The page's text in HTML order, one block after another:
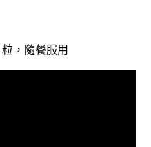
粒，隨餐服用